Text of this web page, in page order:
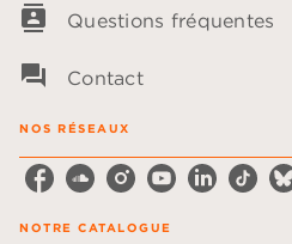
contacts Questions fréquentes
question_answer Contact
NOS RÉSEAUX
NOTRE CATALOGUE